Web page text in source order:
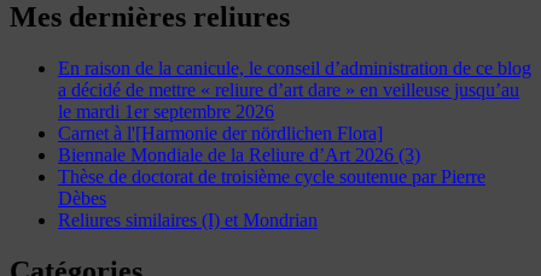
Mes dernières reliures
En raison de la canicule, le conseil d’administration de ce blog
a décidé de mettre « reliure d’art dare » en veilleuse jusqu’au
le mardi 1er septembre 2026
Carnet à l'[Harmonie der nördlichen Flora]
Biennale Mondiale de la Reliure d’Art 2026 (3)
Thèse de doctorat de troisième cycle soutenue par Pierre
Dèbes
Reliures similaires (I) et Mondrian